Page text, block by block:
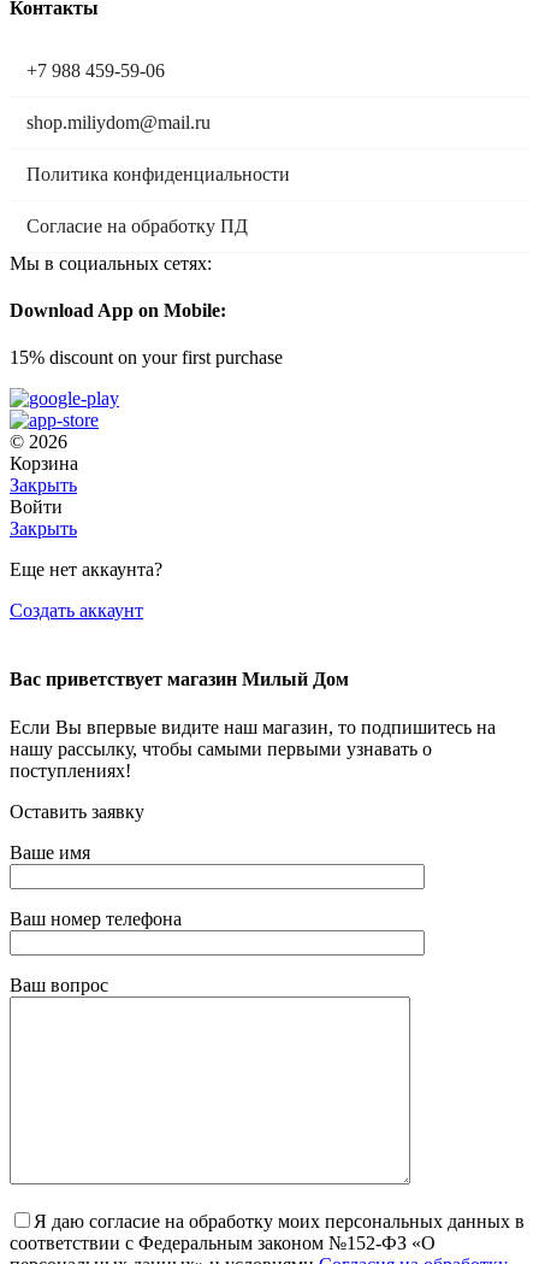
Контакты
+7 988 459-59-06
shop.miliydom@mail.ru
Политика конфиденциальности
Согласие на обработку ПД
Мы в социальных сетях:
Download App on Mobile:
15% discount on your first purchase
© 2026
Корзина
Закрыть
Войти
Закрыть
Еще нет аккаунта?
Создать аккаунт
Вас приветствует магазин Милый Дом
Если Вы впервые видите наш магазин, то подпишитесь на
нашу рассылку, чтобы самыми первыми узнавать о
поступлениях!
Оставить заявку
Ваше имя
Ваш номер телефона
Ваш вопрос
Я даю согласие на обработку моих персональных данных в
соответствии с Федеральным законом №152-ФЗ «О